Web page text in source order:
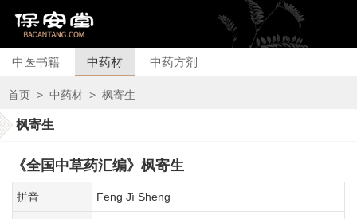
中医书籍 中药材 中药方剂
首页 > 中药材 > 枫寄生
枫寄生
《全国中草药汇编》枫寄生
拼音 Fēnɡ Jì Shēnɡ